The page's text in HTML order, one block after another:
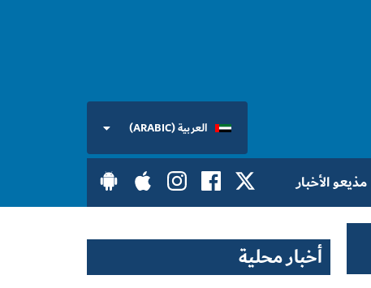
العربية (ARABIC)
مذيعو الأخبار
أخبار محلية